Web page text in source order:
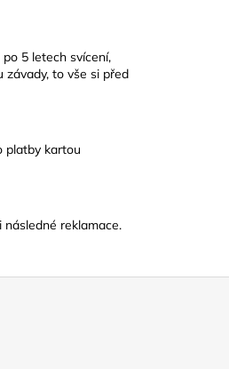
5 letech svícení,
to vše si před
platby kartou
reklamace.